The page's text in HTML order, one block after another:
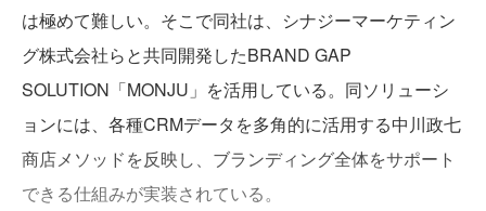
は極めて難しい。そこで同社は、シナジーマーケティン
グ株式会社らと共同開発したBRAND GAP
SOLUTION「MONJU」を活用している。同ソリューシ
ョンには、各種CRMデータを多角的に活用する中川政七
商店メソッドを反映し、ブランディング全体をサポート
できる仕組みが実装されている。